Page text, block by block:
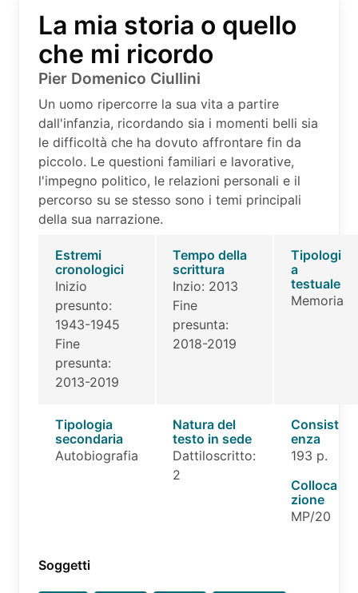
La mia storia o quello
che mi ricordo
Pier Domenico Ciullini
Un uomo ripercorre la sua vita a partire
dall'infanzia, ricordando sia i momenti belli sia
le difficoltà che ha dovuto affrontare fin da
piccolo. Le questioni familiari e lavorative,
l'impegno politico, le relazioni personali e il
percorso su se stesso sono i temi principali
della sua narrazione.
Estremi
cronologici
Inizio
presunto:
1943-1945
Fine
presunta:
2013-2019
Tempo della
scrittura
Inzio: 2013
Fine
presunta:
2018-2019
Tipologi
a
testuale
Memoria
Tipologia
secondaria
Autobiografia
Natura del
testo in sede
Dattiloscritto:
2
Consist
enza
193 p.
Colloca
zione
MP/20
Soggetti